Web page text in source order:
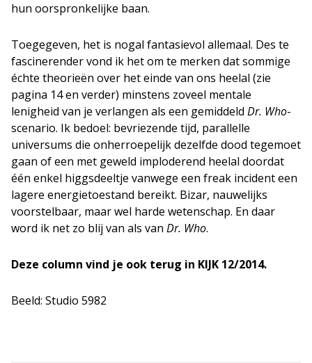
hun oorspronkelijke baan.
Toegegeven, het is nogal fantasievol allemaal. Des te
fascinerender vond ik het om te merken dat sommige
échte theorieën over het einde van ons heelal (zie
pagina 14 en verder) minstens zoveel mentale
lenigheid van je verlangen als een gemiddeld Dr. Who-
scenario. Ik bedoel: bevriezende tijd, parallelle
universums die onherroepelijk dezelfde dood tegemoet
gaan of een met geweld imploderend heelal doordat
één enkel higgsdeeltje vanwege een freak incident een
lagere energietoestand bereikt. Bizar, nauwelijks
voorstelbaar, maar wel harde wetenschap. En daar
word ik net zo blij van als van Dr. Who.
Deze column vind je ook terug in KIJK 12/2014.
Beeld: Studio 5982